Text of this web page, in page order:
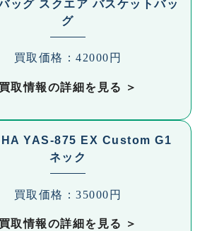
ッグ スクエア バスケットバッ
グ
買取価格：42000円
買取情報の詳細を見る
YAS-875 EX Custom G1
ネック
買取価格：35000円
買取情報の詳細を見る